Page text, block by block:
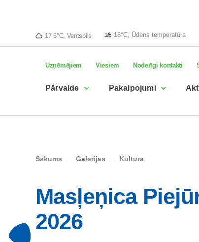
17.5°C, Ventspils 18°C, Ūdens temperatūra
Uzņēmējiem Viesiem Noderīgi kontakti
Pārvalde Pakalpojumi
Sākums Galerijas Kultūra
Masļeņica
2026